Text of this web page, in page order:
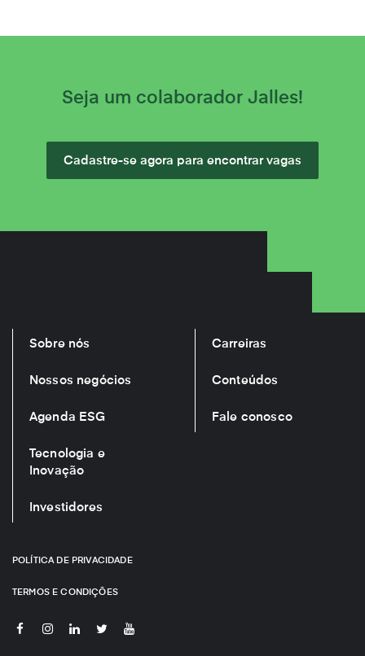
Seja um colaborador Jalles!
Cadastre-se agora para encontrar vagas
Sobre nós
Nossos negócios
Agenda ESG
Tecnologia e
Inovação
Investidores
Carreiras
Conteúdos
Fale conosco
POLÍTICA DE PRIVACIDADE
TERMOS E CONDIÇÕES